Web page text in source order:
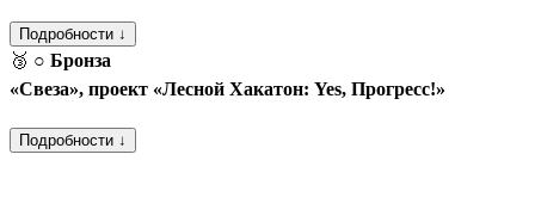
Подробности ↓
🥉 ○ Бронза
«Свеза», проект «Лесной Хакатон: Yes, Прогресс!»
Подробности ↓